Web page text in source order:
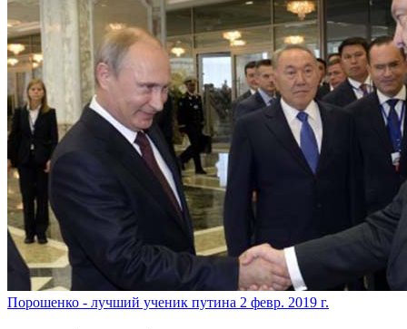
​Порошенко - лучший ученик путина 2 февр. 2019 г.